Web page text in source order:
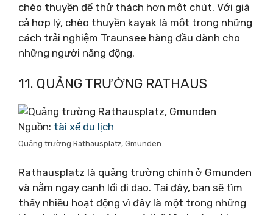
chèo thuyền để thử thách hơn một chút. Với giá
cả hợp lý, chèo thuyền kayak là một trong những
cách trải nghiệm Traunsee hàng đầu dành cho
những người năng động.
11. QUẢNG TRƯỜNG RATHAUS
Nguồn: tài xế du lịch
Quảng trường Rathausplatz, Gmunden
Rathausplatz là quảng trường chính ở Gmunden
và nằm ngay cạnh lối đi dạo. Tại đây, bạn sẽ tìm
thấy nhiều hoạt động vì đây là một trong những